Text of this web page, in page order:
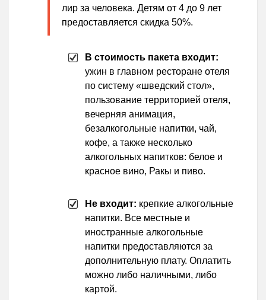
лир за человека. Детям от 4 до 9 лет
предоставляется скидка 50%.
В стоимость пакета входит:
ужин в главном ресторане отеля
по систему «шведский стол»,
пользование территорией отеля,
вечерняя анимация,
безалкогольные напитки, чай,
кофе, а также несколько
алкогольных напитков: белое и
красное вино, Ракы и пиво.
Не входит: крепкие алкогольные
напитки. Все местные и
иностранные алкогольные
напитки предоставляются за
дополнительную плату. Оплатить
можно либо наличными, либо
картой.